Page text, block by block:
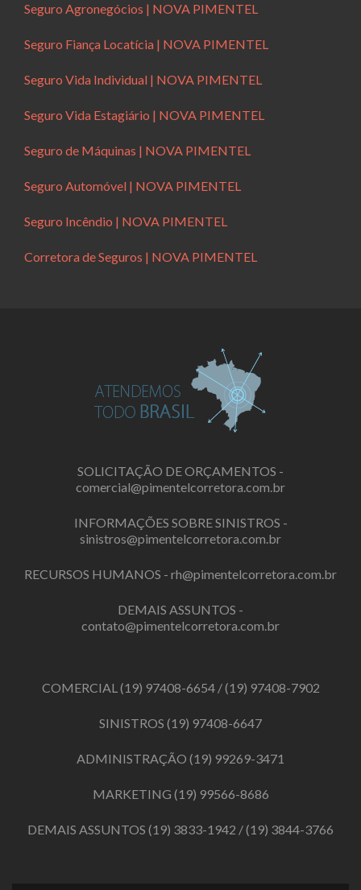
Seguro Agronegócios | NOVA PIMENTEL
Seguro Fiança Locatícia | NOVA PIMENTEL
Seguro Vida Individual | NOVA PIMENTEL
Seguro Vida Estagiário | NOVA PIMENTEL
Seguro de Máquinas | NOVA PIMENTEL
Seguro Automóvel | NOVA PIMENTEL
Seguro Incêndio | NOVA PIMENTEL
Corretora de Seguros | NOVA PIMENTEL
SOLICITAÇÃO DE ORÇAMENTOS -
comercial@pimentelcorretora.com.br
INFORMAÇÕES SOBRE SINISTROS -
sinistros@pimentelcorretora.com.br
RECURSOS HUMANOS - rh@pimentelcorretora.com.br
DEMAIS ASSUNTOS -
contato@pimentelcorretora.com.br
COMERCIAL(19) 97408-6654/(19) 97408-7902
SINISTROS (19) 97408-6647
ADMINISTRAÇÃO (19) 99269-3471
MARKETING (19) 99566-8686
DEMAIS ASSUNTOS (19) 3833-1942 /(19) 3844-3766